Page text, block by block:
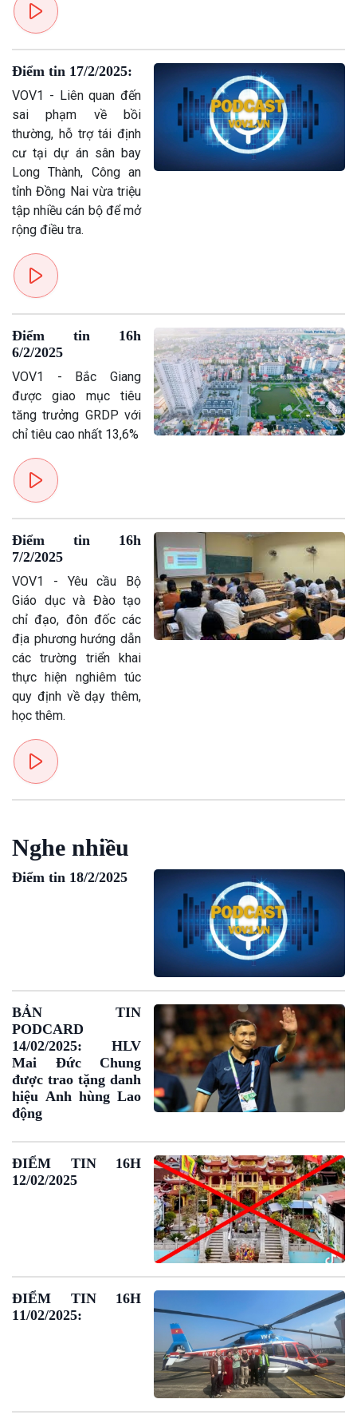
Tin Đời sống & Xã hội
Chuyển đổi Xanh
Tài nguyên và Môi trường
Chuyên gia của bạn
Xã hội chuyển động
Bước chân đến trường
Tin Khoa học & Công nghệ
Kết nối công nghệ
Sống chung với biến đổi
khí hậu
Văn hoá & Du lịch
Tin Văn hoá & Du lịch
Điểm tin 17/2/2025:
VOV1 - Liên quan đến
sai phạm về bồi
thường, hỗ trợ tái định
cư tại dự án sân bay
Long Thành, Công an
tỉnh Đồng Nai vừa triệu
tập nhiều cán bộ để mở
rộng điều tra.
Điểm tin 16h
6/2/2025
VOV1 - Bắc Giang
được giao mục tiêu
tăng trưởng GRDP với
chỉ tiêu cao nhất 13,6%
Điểm tin 16h
7/2/2025
VOV1 - Yêu cầu Bộ
Giáo dục và Đào tạo
chỉ đạo, đôn đốc các
địa phương hướng dẫn
các trường triển khai
thực hiện nghiêm túc
quy định về dạy thêm,
học thêm.
Nghe nhiều
Điểm tin 18/2/2025
BẢN TIN
PODCARD
14/02/2025: HLV
Mai Đức Chung
được trao tặng danh
hiệu Anh hùng Lao
động
ĐIỂM TIN 16H
12/02/2025
ĐIỂM TIN 16H
11/02/2025: